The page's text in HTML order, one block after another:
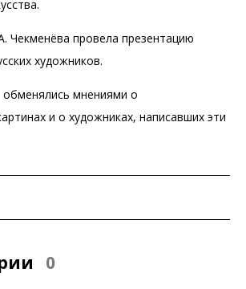
Чекменёва провела презентацию
художников.
мнениями о
и о художниках, написавших эти
0